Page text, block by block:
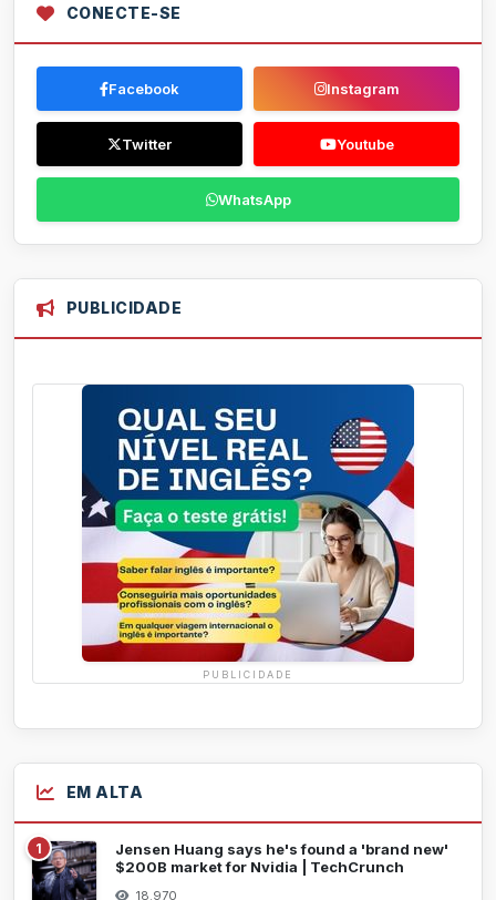
CONECTE-SE
Facebook Instagram
Twitter Youtube
WhatsApp
PUBLICIDADE
PUBLICIDADE
EM ALTA
1
Jensen Huang says he's found a 'brand new'
$200B market for Nvidia | TechCrunch
18.970